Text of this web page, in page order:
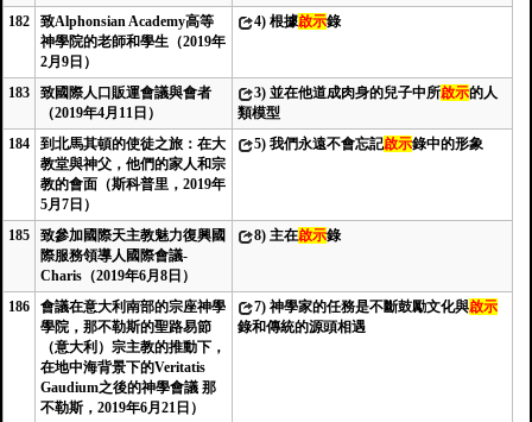
182
致Alphonsian Academy高等
神學院的老師和學生（2019年
2月9日）
4) 根據啟示錄
183
致國際人口販運會議與會者
（2019年4月11日）
3) 並在他道成肉身的兒子中所啟示的人
類模型
184
到北馬其頓的使徒之旅：在大
教堂與神父，他們的家人和宗
教的會面（斯科普里，2019年
5月7日）
5) 我們永遠不會忘記啟示錄中的形象
185
致參加國際天主教魅力復興國
際服務領導人國際會議-
Charis（2019年6月8日）
8) 主在啟示錄
186
會議在意大利南部的宗座神學
學院，那不勒斯的聖路易節
（意大利）宗主教的推動下，
在地中海背景下的Veritatis
Gaudium之後的神學會議 那
不勒斯，2019年6月21日）
7) 神學家的任務是不斷鼓勵文化與啟示
錄和傳統的源頭相遇